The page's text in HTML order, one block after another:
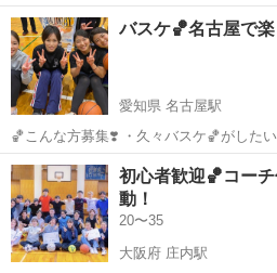
バスケ🏀名古屋で楽
愛知県 名古屋駅
🏀こんな方募集❣️ ・久々バスケ🏀がした
心者🔰だけどカラダを動かすスポーツが
バスケ🏀をしながら、友達作りをしたい
ト！！！笑 ・他にも体育...
愛知 名古屋市 名古屋駅 バス
初心者歓迎🏀コー
動！
20〜35
大阪府 庄内駅